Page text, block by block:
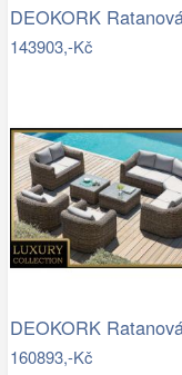
143903,-Kč
160893,-Kč